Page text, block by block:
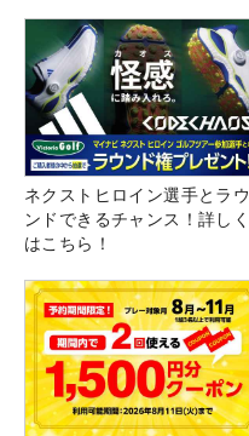
ネクストヒロイン選手とラウ
ンドできるチャンス！詳しく
はこちら！